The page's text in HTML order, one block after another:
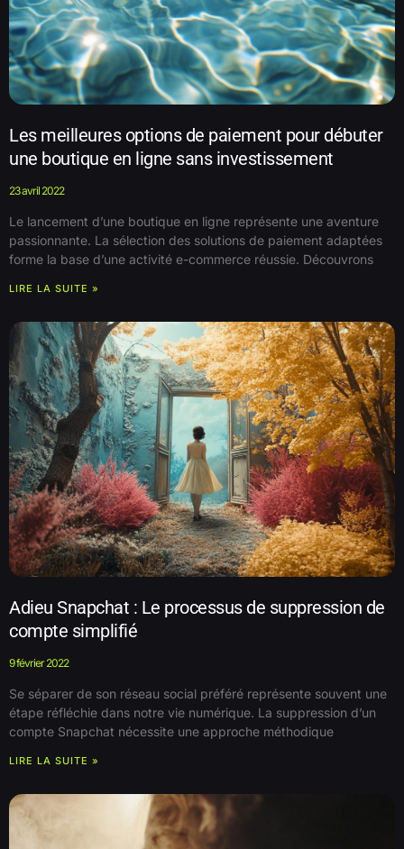
Les meilleures options de paiement pour débuter
une boutique en ligne sans investissement
23 avril 2022
Le lancement d’une boutique en ligne représente une aventure
passionnante. La sélection des solutions de paiement adaptées
forme la base d’une activité e-commerce réussie. Découvrons
LIRE LA SUITE »
Adieu Snapchat : Le processus de suppression de
compte simplifié
9 février 2022
Se séparer de son réseau social préféré représente souvent une
étape réfléchie dans notre vie numérique. La suppression d’un
compte Snapchat nécessite une approche méthodique
LIRE LA SUITE »